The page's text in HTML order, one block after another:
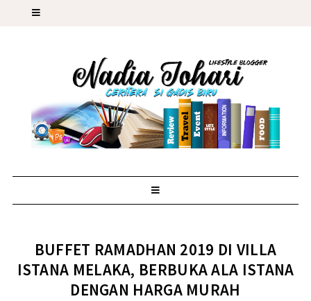
BUFFET RAMADHAN 2019 DI VILLA
ISTANA MELAKA, BERBUKA ALA ISTANA
DENGAN HARGA MURAH